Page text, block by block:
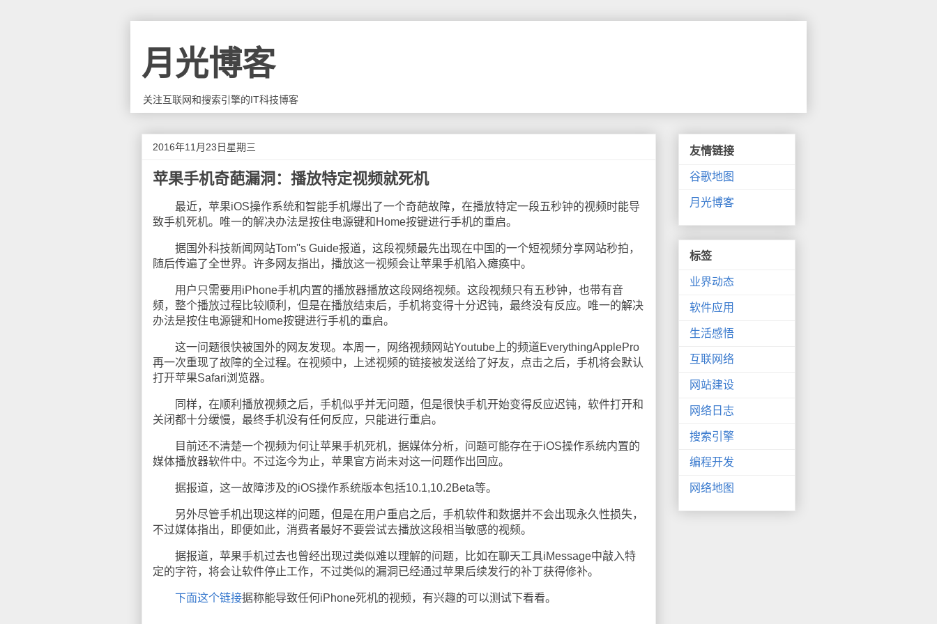
月光博客
关注互联网和搜索引擎的IT科技博客
2016年11月23日星期三
苹果手机奇葩漏洞：播放特定视频就死机
最近，苹果iOS操作系统和智能手机爆出了一个奇葩故障，在播放特定一段五秒钟的视频时能导
致手机死机。唯一的解决办法是按住电源键和Home按键进行手机的重启。
据国外科技新闻网站Tom''s Guide报道，这段视频最先出现在中国的一个短视频分享网站秒拍，
随后传遍了全世界。许多网友指出，播放这一视频会让苹果手机陷入瘫痪中。
用户只需要用iPhone手机内置的播放器播放这段网络视频。这段视频只有五秒钟，也带有音
频，整个播放过程比较顺利，但是在播放结束后，手机将变得十分迟钝，最终没有反应。唯一的解决
办法是按住电源键和Home按键进行手机的重启。
这一问题很快被国外的网友发现。本周一，网络视频网站Youtube上的频道EverythingApplePro
再一次重现了故障的全过程。在视频中，上述视频的链接被发送给了好友，点击之后，手机将会默认
打开苹果Safari浏览器。
同样，在顺利播放视频之后，手机似乎并无问题，但是很快手机开始变得反应迟钝，软件打开和
关闭都十分缓慢，最终手机没有任何反应，只能进行重启。
目前还不清楚一个视频为何让苹果手机死机，据媒体分析，问题可能存在于iOS操作系统内置的
媒体播放器软件中。不过迄今为止，苹果官方尚未对这一问题作出回应。
据报道，这一故障涉及的iOS操作系统版本包括10.1,10.2Beta等。
另外尽管手机出现这样的问题，但是在用户重启之后，手机软件和数据并不会出现永久性损失，
不过媒体指出，即便如此，消费者最好不要尝试去播放这段相当敏感的视频。
据报道，苹果手机过去也曾经出现过类似难以理解的问题，比如在聊天工具iMessage中敲入特
定的字符，将会让软件停止工作，不过类似的漏洞已经通过苹果后续发行的补丁获得修补。
下面这个链接据称能导致任何iPhone死机的视频，有兴趣的可以测试下看看。
友情链接
谷歌地图
月光博客
标签
业界动态
软件应用
生活感悟
互联网络
网站建设
网络日志
搜索引擎
编程开发
网络地图